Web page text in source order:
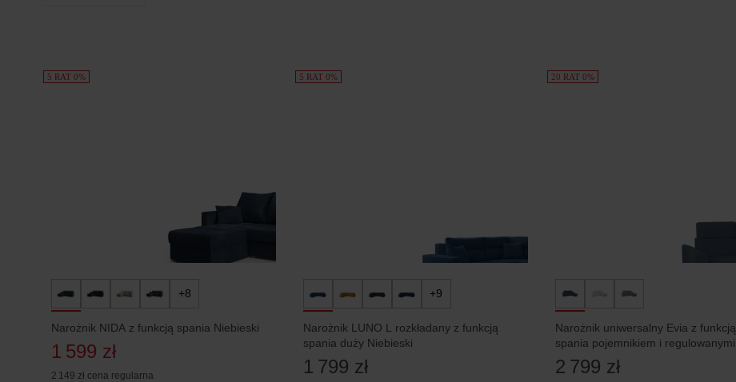
Produkty
5 RAT 0%
+8
Narożnik NIDA z funkcją spania Niebieski
1 599 zł
2 149 zł cena regularna
5 RAT 0%
+9
Narożnik LUNO L rozkładany z funkcją
spania duży Niebieski
1 799 zł
20 RAT 0%
Narożnik uniwersalny Evia z funkcją
spania pojemnikiem i regulowanymi
zagłówkami niebieski
2 799 zł